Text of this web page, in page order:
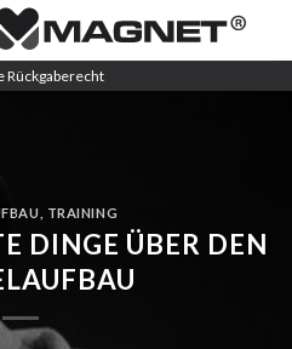
Rückgaberecht
TRAINING
DINGE ÜBER DEN